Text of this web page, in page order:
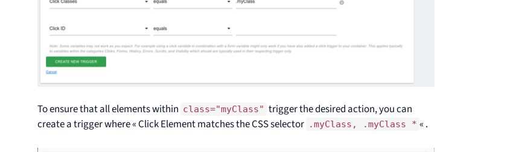
To ensure that all elements within class="myClass" trigger the desired action, you can
create a trigger where « Click Element matches the CSS selector .myClass, .myClass * « .